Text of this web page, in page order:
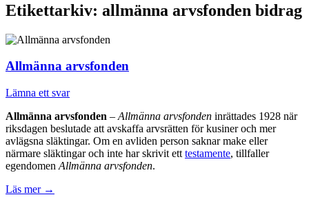
Etikettarkiv: allmänna arvsfonden bidrag
Allmänna arvsfonden
Lämna ett svar
Allmänna arvsfonden – Allmänna arvsfonden inrättades 1928 när
riksdagen beslutade att avskaffa arvsrätten för kusiner och mer
avlägsna släktingar. Om en avliden person saknar make eller
närmare släktingar och inte har skrivit ett testamente, tillfaller
egendomen Allmänna arvsfonden.
Läs mer →